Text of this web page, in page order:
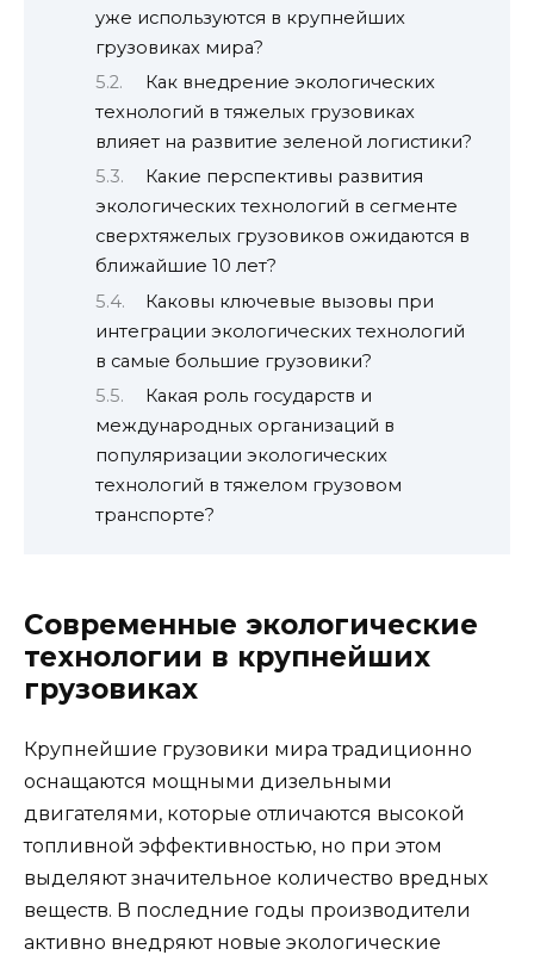
уже используются в крупнейших
грузовиках мира?
Как внедрение экологических
технологий в тяжелых грузовиках
влияет на развитие зеленой логистики?
Какие перспективы развития
экологических технологий в сегменте
сверхтяжелых грузовиков ожидаются в
ближайшие 10 лет?
Каковы ключевые вызовы при
интеграции экологических технологий
в самые большие грузовики?
Какая роль государств и
международных организаций в
популяризации экологических
технологий в тяжелом грузовом
транспорте?
Современные экологические
технологии в крупнейших
грузовиках
Крупнейшие грузовики мира традиционно
оснащаются мощными дизельными
двигателями, которые отличаются высокой
топливной эффективностью, но при этом
выделяют значительное количество вредных
веществ. В последние годы производители
активно внедряют новые экологические